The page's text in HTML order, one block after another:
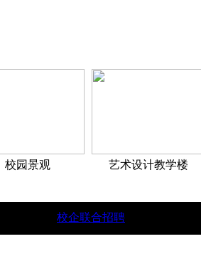
校园景观 艺术设计教学楼
中俄联合教育学院招生简章。 面
校企联合招聘